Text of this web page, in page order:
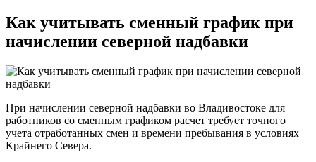
Как учитывать сменный график при
начислении северной надбавки
При начислении северной надбавки во Владивостоке для
работников со сменным графиком расчет требует точного
учета отработанных смен и времени пребывания в условиях
Крайнего Севера.